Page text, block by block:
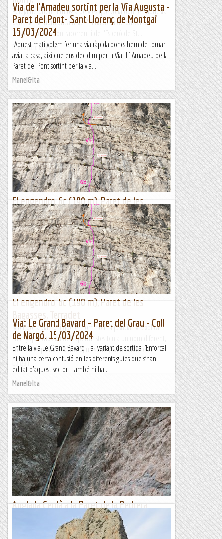
Fet. Ja he obert la trilogia de vies que volia obrir en aquesta
paret sense nom on, ara sí, n'hi haurem de buscar un.
Després de la A Contracorrent i de l'Esperó de St....
Romàntic Guerrer
Via de l'Amadeu sortint per la Via Augusta -
Paret del Pont- Sant Llorenç de Montgai
15/03/2024
Aquest matí volem fer una via ràpida doncs hem de tornar
aviat a casa, així que ens decidim per la Via l´Amadeu de la
Paret del Pont sortint per la via...
Manel&Ita
El engendro, 6c (190 m), Paret de les
Bagasses, Terradet
Molt bona via, tot i que el nom no li fa justícia. M'explica
Luichy que cadascú dels aperturistes tenia un nom diferent, i
com no es posaven d'acord, un sorteig va resoldre el...
Lo gall
El engendro, 6c (190 m), Paret de les
Molt bona via, tot i que el nom no li fa justícia. M'explica
Luichy que cadascú dels aperturistes tenia un nom diferent, i
com no es posaven d'acord, un sorteig va resoldre el...
Lo gall
Via: Le Grand Bavard - Paret del Grau - Coll
de Nargó. 15/03/2024
Entre la via Le Grand Bavard i la variant de sortida l’Enforcall
hi ha una certa confusió en les diferents guies que s’han
editat d’aquest sector i també hi ha...
Manel&Ita
Anglada Cerdà a la Paret de la Pedrera
Com no podia ser d'una altre manera en Cerdà i l'Anglada